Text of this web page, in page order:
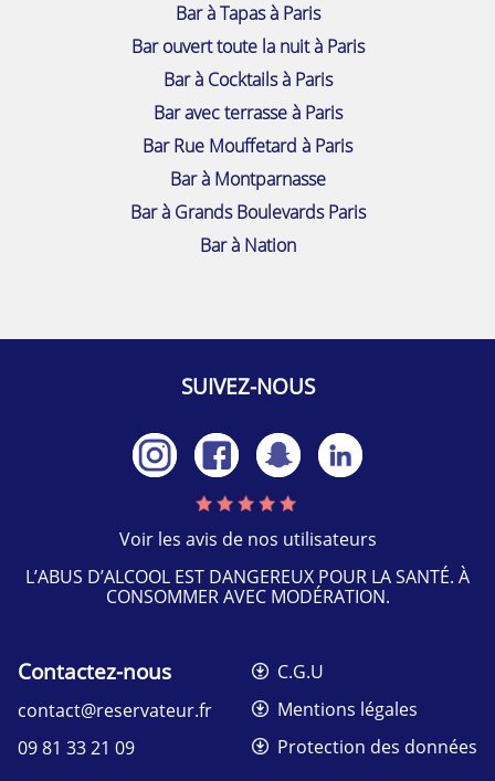
Bar à Tapas à Paris
Bar ouvert toute la nuit à Paris
Bar à Cocktails à Paris
Bar avec terrasse à Paris
Bar Rue Mouffetard à Paris
Bar à Montparnasse
Bar à Grands Boulevards Paris
Bar à Nation
SUIVEZ-NOUS
Voir les avis de nos utilisateurs
L’ABUS D’ALCOOL EST DANGEREUX POUR LA SANTÉ. À
CONSOMMER AVEC MODÉRATION.
Contactez-nous
contact@reservateur.fr
09 81 33 21 09
C.G.U
Mentions légales
Protection des données